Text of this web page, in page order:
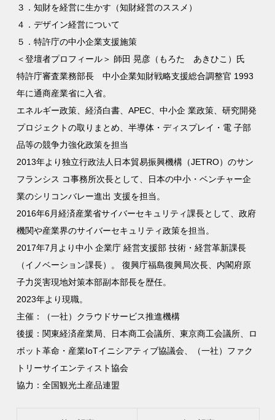
３．知財を経営に生かす（知財経営のススメ）
４．デザイン経営について
５．特許庁の中小企業支援施策
＜登壇者プロフィール＞ 師田 晃彦（もろた あきひこ）氏
特許庁審査業務部長 中小企業知財戦略支援総合調整官 1993
年に通商産業省に入省。
エネルギー政策、経済白書、APEC、中小企 業政策、研究開発
プロジェクトの取りまとめ、半導体・ディスプレイ・電 子部
品等の競争力強化政策を担当
2013年より独立行政法人日本貿易振興機構（JETRO）のサン
フランシス コ事務所次長として、日本の中小・ベンチャー企
業のシリコンバレー進出 支援を担当。
2016年6月経済産業省サイバーセキュリティ課長として、政府
機関や産業界のサイバーセキュリティ政策を担当。
2017年7月より中小 企業庁 経営支援部 技術・経営革新課長
（イノベーション課長）。 復興庁福島復興局次長、内閣府原
子力災害現地対策本部副本部長を歴任。
2023年より現職。
主催：（一社）クラウドサービス推進機構
後援：関東経済産業局、日本商工会議所、東京商工会議所、ロ
ボット革命・産業IoTイニシアティブ協議会、（一社）ファク
トリーサイエンティスト協会
協力：全国観光土産品連盟